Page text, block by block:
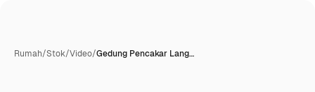
Rumah/Stok/Video/Gedung Pencakar Lang…